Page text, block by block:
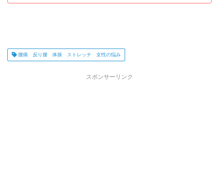
腰痛 反り腰 体操 ストレッチ 女性の悩み
スポンサーリンク